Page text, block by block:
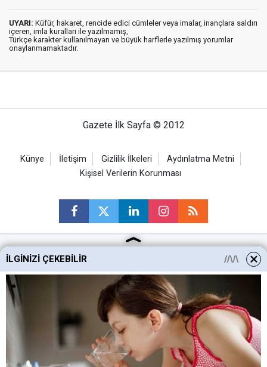
UYARI: Küfür, hakaret, rencide edici cümleler veya imalar, inançlara saldırı
içeren, imla kuralları ile yazılmamış,
Türkçe karakter kullanılmayan ve büyük harflerle yazılmış yorumlar
onaylanmamaktadır.
Gazete İlk Sayfa © 2012
Künye İletişim Gizlilik İlkeleri
Aydınlatma Metni
Kişisel Verilerin Korunması
Ankara Haberleri
Altındağ Haberleri
Sincan Haberleri
Mamak Haberleri
İLGINIZI ÇEKEBILIR